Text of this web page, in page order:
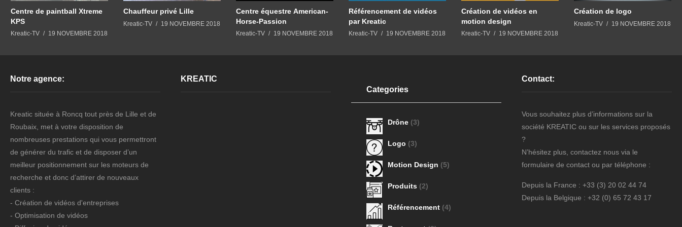
Centre de paintball Xtreme
KPS
Kreatic-TV 19 NOVEMBRE 2018
Chauffeur privé Lille
Kreatic-TV 19 NOVEMBRE 2018
Centre équestre American-
Horse-Passion
Kreatic-TV 19 NOVEMBRE 2018
Référencement de vidéos
par Kreatic
Kreatic-TV 19 NOVEMBRE 2018
Création de vidéos en
motion design
Kreatic-TV 19 NOVEMBRE 2018
Création de logo
Kreatic-TV 19 NOVEMBRE 2018
Notre agence:
Kreatic située à Roncq tout près de Lille et de
Roubaix, met à votre disposition de
nombreuses prestations qui vous permettront
de générer du trafic et de disposer d’un
meilleur positionnement sur les moteurs de
recherche et donc d’attirer de nouveaux
clients :
- Création de vidéos d'entreprises
- Optimisation de vidéos
KREATIC
Categories
Drône (3)
Logo (3)
Motion Design (5)
Produits (2)
Référencement (4)
Contact:
Vous souhaitez plus d’informations sur la
société KREATIC ou sur les services proposés
?
N’hésitez plus, contactez nous via le
formulaire de contact ou par téléphone :
Depuis la France : +33 (3) 20 02 44 74
Depuis la Belgique : +32 (0) 65 72 43 17